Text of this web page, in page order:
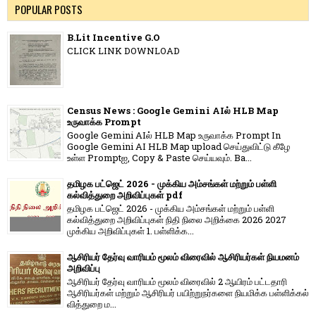
POPULAR POSTS
B.Lit Incentive G.O
CLICK LINK DOWNLOAD
Census News : Google Gemini AIல் HLB Map
உருவாக்க Prompt
Google Gemini AIல் HLB Map உருவாக்க Prompt In
Google Gemini AI HLB Map upload செய்துவிட்டு கீழே
உள்ள Promptஐ, Copy & Paste செய்யவும். Ba...
தமிழக பட்ஜெட் 2026 - முக்கிய அம்சங்கள் மற்றும் பள்ளி
கல்வித்துறை அறிவிப்புகள் pdf
தமிழக பட்ஜெட் 2026 - முக்கிய அம்சங்கள் மற்றும் பள்ளி
கல்வித்துறை அறிவிப்புகள் நிதி நிலை அறிக்கை 2026 2027
முக்கிய அறிவிப்புகள் 1. பள்ளிக்க...
ஆசிரியர் தேர்வு வாரியம் மூலம் விரைவில் ஆசிரியர்கள் நியமனம்
அறிவிப்பு
ஆசிரியர் தேர்வு வாரி​யம் மூலம் விரை​வில் 2 ஆயிரம் பட்​ட​தாரி
ஆசிரியர்​கள் மற்​றும் ஆசிரியர் பயிற்றுநர்​களை நியமிக்க பள்​ளிக்​கல்​
வித்​துறை ம...